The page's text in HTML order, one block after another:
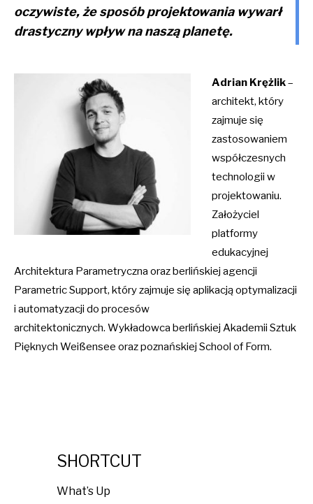
oczywiste, że sposób projektowania wywarł
drastyczny wpływ na naszą planetę.
Adrian Krężlik–
architekt, który
zajmuje się
zastosowaniem
współczesnych
technologii w
projektowaniu.
Założyciel
platformy
edukacyjnej
Architektura Parametryczna oraz berlińskiej agencji
Parametric Support, który zajmuje się aplikacją optymalizacji
i automatyzacji do procesów
architektonicznych. Wykładowca berlińskiej Akademii Sztuk
Pięknych Weißensee oraz poznańskiej School of Form.
SHORTCUT
What’s Up